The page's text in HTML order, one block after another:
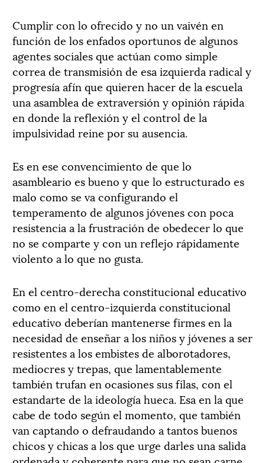
Cumplir con lo ofrecido y no un vaivén en
función de los enfados oportunos de algunos
agentes sociales que actúan como simple
correa de transmisión de esa izquierda radical y
progresía afín que quieren hacer de la escuela
una asamblea de extraversión y opinión rápida
en donde la reflexión y el control de la
impulsividad reine por su ausencia.
Es en ese convencimiento de que lo
asambleario es bueno y que lo estructurado es
malo como se va configurando el
temperamento de algunos jóvenes con poca
resistencia a la frustración de obedecer lo que
no se comparte y con un reflejo rápidamente
violento a lo que no gusta.
En el centro-derecha constitucional educativo
como en el centro-izquierda constitucional
educativo deberían mantenerse firmes en la
necesidad de enseñar a los niños y jóvenes a ser
resistentes a los embistes de alborotadores,
mediocres y trepas, que lamentablemente
también trufan en ocasiones sus filas, con el
estandarte de la ideología hueca. Esa en la que
cabe de todo según el momento, que también
van captando o defraudando a tantos buenos
chicos y chicas a los que urge darles una salida